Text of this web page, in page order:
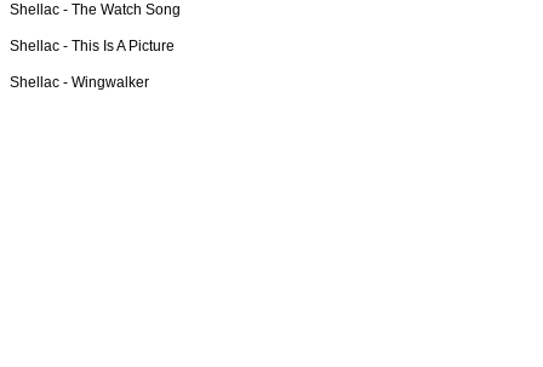
Shellac - The Watch Song
Shellac - This Is A Picture
Shellac - Wingwalker